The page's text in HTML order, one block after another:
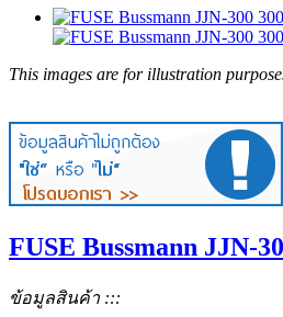
This images are for illustration
FUSE Bussmann JJN-
ข้อมูลสินค้า :::